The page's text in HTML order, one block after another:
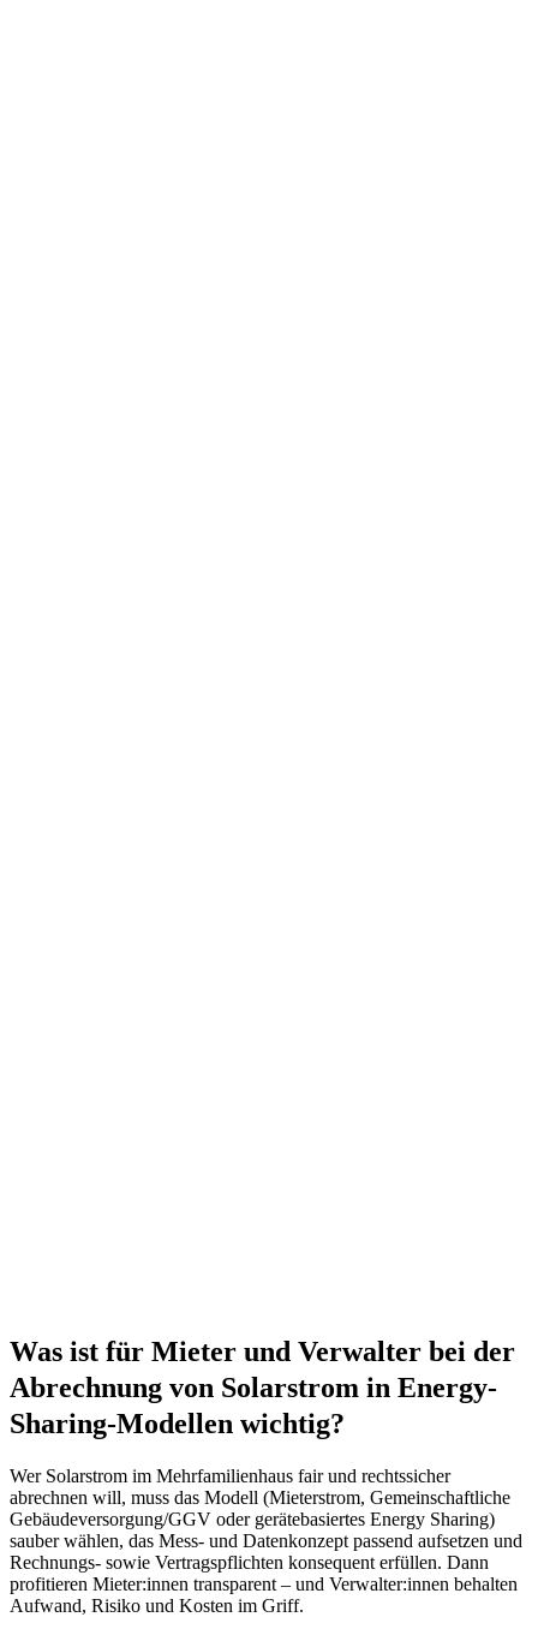
Was ist für Mieter und Verwalter bei der
Abrechnung von Solarstrom in Energy-
Sharing-Modellen wichtig?
Wer Solarstrom im Mehrfamilienhaus fair und rechtssicher
abrechnen will, muss das Modell (Mieterstrom, Gemeinschaftliche
Gebäudeversorgung/GGV oder gerätebasiertes Energy Sharing)
sauber wählen, das Mess- und Datenkonzept passend aufsetzen und
Rechnungs- sowie Vertragspflichten konsequent erfüllen. Dann
profitieren Mieter:innen transparent – und Verwalter:innen behalten
Aufwand, Risiko und Kosten im Griff.